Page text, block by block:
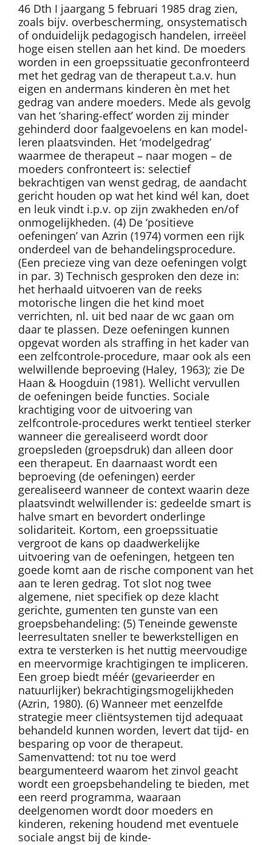
46 Dth I jaargang 5 februari 1985 drag zien,
zoals bijv. overbescherming, onsystematisch
of onduidelijk pedagogisch handelen, irreëel
hoge eisen stellen aan het kind. De moeders
worden in een groepssituatie geconfronteerd
met het gedrag van de therapeut t.a.v. hun
eigen en andermans kinderen èn met het
gedrag van andere moeders. Mede als gevolg
van het ‘sharing-effect’ worden zij minder
gehinderd door faalgevoelens en kan model-
leren plaatsvinden. Het ‘modelgedrag’
waarmee de therapeut – naar mogen – de
moeders confronteert is: selectief
bekrachtigen van wenst gedrag, de aandacht
gericht houden op wat het kind wél kan, doet
en leuk vindt i.p.v. op zijn zwakheden en/of
onmogelijkheden. (4) De ‘positieve
oefeningen’ van Azrin (1974) vormen een rijk
onderdeel van de behandelingsprocedure.
(Een precieze ving van deze oefeningen volgt
in par. 3) Technisch gesproken den deze in:
het herhaald uitvoeren van de reeks
motorische lingen die het kind moet
verrichten, nl. uit bed naar de wc gaan om
daar te plassen. Deze oefeningen kunnen
opgevat worden als straffing in het kader van
een zelfcontrole-procedure, maar ook als een
welwillende beproeving (Haley, 1963); zie De
Haan & Hoogduin (1981). Wellicht vervullen
de oefeningen beide functies. Sociale
krachtiging voor de uitvoering van
zelfcontrole-procedures werkt tentieel sterker
wanneer die gerealiseerd wordt door
groepsleden (groepsdruk) dan alleen door
een therapeut. En daarnaast wordt een
beproeving (de oefeningen) eerder
gerealiseerd wanneer de context waarin deze
plaatsvindt welwillender is: gedeelde smart is
halve smart en bevordert onderlinge
solidariteit. Kortom, een groepssituatie
vergroot de kans op daadwerkelijke
uitvoering van de oefeningen, hetgeen ten
goede komt aan de rische component van het
aan te leren gedrag. Tot slot nog twee
algemene, niet specifiek op deze klacht
gerichte, gumenten ten gunste van een
groepsbehandeling: (5) Teneinde gewenste
leerresultaten sneller te bewerkstelligen en
extra te versterken is het nuttig meervoudige
en meervormige krachtigingen te impliceren.
Een groep biedt méér (gevarieerder en
natuurlijker) bekrachtigingsmogelijkheden
(Azrin, 1980). (6) Wanneer met eenzelfde
strategie meer cliëntsystemen tijd adequaat
behandeld kunnen worden, levert dat tijd- en
besparing op voor de therapeut.
Samenvattend: tot nu toe werd
beargumenteerd waarom het zinvol geacht
wordt een groepsbehandeling te bieden, met
een reerd programma, waaraan
deelgenomen wordt door moeders en
kinderen, rekening houdend met eventuele
sociale angst bij de kinde-